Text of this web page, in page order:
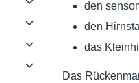
den
den
das
Das